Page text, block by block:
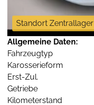
Standort Zentrallager
Allgemeine Daten:
Fahrzeugtyp
Karosserieform
Erst-Zul.
Getriebe
Kilometerstand